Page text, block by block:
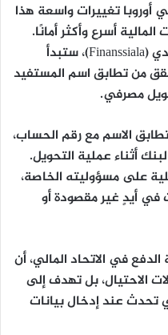
أوروبا تغييرات واسعة هذا
أسرع وأكثر أمانًا.
ووفقًا لاتحاد القطاع المالي الفنلندي (Finanssiala)، ستبدأ
منتطابق اسم المستفيد
مصرفي.
الاسم مع رقم الحساب،
أثناء عملية التحويل.
على مسؤوليته الخاصة،
في أيدٍ غير مقصودة أو
في الاتحاد المالي، أن
الاحتيال، بل تهدف إلى
تحدث عند إدخال بيانات